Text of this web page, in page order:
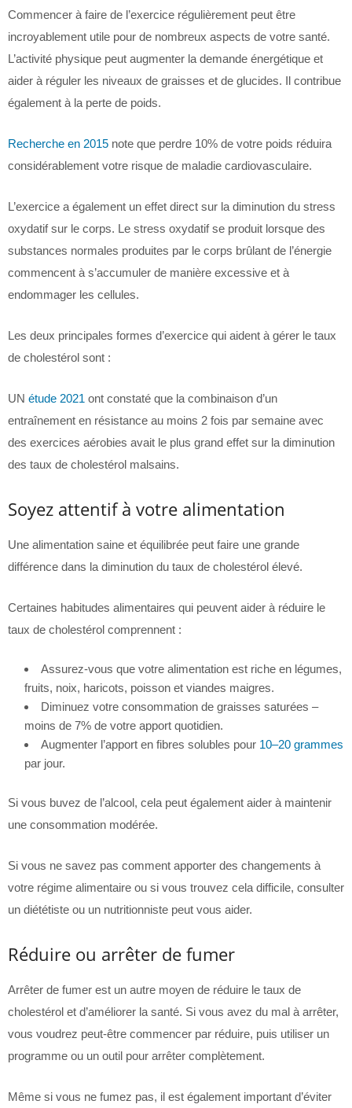
Commencer à faire de l’exercice régulièrement peut être
incroyablement utile pour de nombreux aspects de votre santé.
L’activité physique peut augmenter la demande énergétique et
aider à réguler les niveaux de graisses et de glucides. Il contribue
également à la perte de poids.
Recherche en 2015 note que perdre 10% de votre poids réduira
considérablement votre risque de maladie cardiovasculaire.
L’exercice a également un effet direct sur la diminution du stress
oxydatif sur le corps. Le stress oxydatif se produit lorsque des
substances normales produites par le corps brûlant de l’énergie
commencent à s’accumuler de manière excessive et à
endommager les cellules.
Les deux principales formes d’exercice qui aident à gérer le taux
de cholestérol sont :
UN étude 2021 ont constaté que la combinaison d’un
entraînement en résistance au moins 2 fois par semaine avec
des exercices aérobies avait le plus grand effet sur la diminution
des taux de cholestérol malsains.
Soyez attentif à votre alimentation
Une alimentation saine et équilibrée peut faire une grande
différence dans la diminution du taux de cholestérol élevé.
Certaines habitudes alimentaires qui peuvent aider à réduire le
taux de cholestérol comprennent :
Assurez-vous que votre alimentation est riche en légumes,
fruits, noix, haricots, poisson et viandes maigres.
Diminuez votre consommation de graisses saturées –
moins de 7% de votre apport quotidien.
Augmenter l’apport en fibres solubles pour 10–20 grammes
par jour.
Si vous buvez de l’alcool, cela peut également aider à maintenir
une consommation modérée.
Si vous ne savez pas comment apporter des changements à
votre régime alimentaire ou si vous trouvez cela difficile, consulter
un diététiste ou un nutritionniste peut vous aider.
Réduire ou arrêter de fumer
Arrêter de fumer est un autre moyen de réduire le taux de
cholestérol et d’améliorer la santé. Si vous avez du mal à arrêter,
vous voudrez peut-être commencer par réduire, puis utiliser un
programme ou un outil pour arrêter complètement.
Même si vous ne fumez pas, il est également important d’éviter